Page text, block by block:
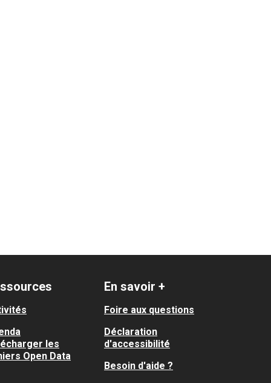
les
Open Data
En savoir +
Foire aux questions
Déclaration
d'accessibilité
Besoin d'aide ?